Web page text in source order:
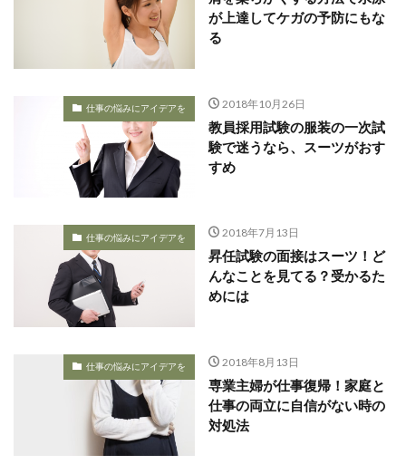
が上達してケガの予防にもな
る
仕事の悩みにアイデアを 2018年10月26日
教員採用試験の服装の一次試
験で迷うなら、スーツがおす
すめ
仕事の悩みにアイデアを 2018年7月13日
昇任試験の面接はスーツ！ど
んなことを見てる？受かるた
めには
仕事の悩みにアイデアを 2018年8月13日
専業主婦が仕事復帰！家庭と
仕事の両立に自信がない時の
対処法